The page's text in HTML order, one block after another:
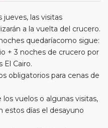
jueves, las visitas
a la vuelta del crucero.
quedaríacomo sigue:
+ 3 noches de crucero por
El Cairo.
obligatorios para cenas de
vuelos o algunas visitas,
estos días el desayuno